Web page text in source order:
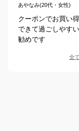
あやなみ(20代・女性)
クーポンでお買い
できて過ごしやす
勧めです
全